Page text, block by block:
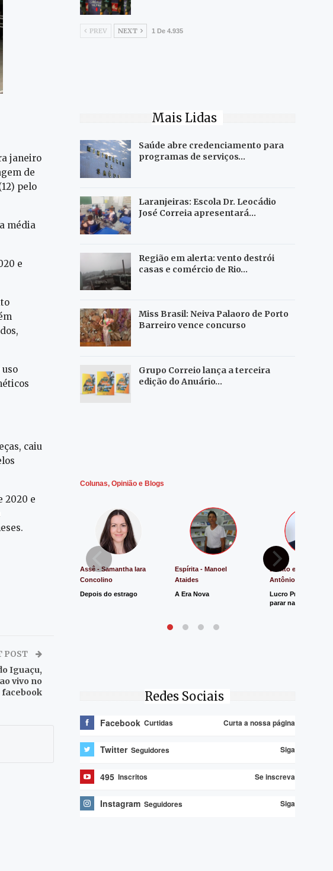
janeiro
de
pelo
média
e
caiu
2020 e
POST
Iguaçu,
vivo no
facebook
PREV NEXT 1 De 4.935
Mais Lidas
Saúde abre credenciamento para
programas de serviços…
Laranjeiras: Escola Dr. Leocádio
José Correia apresentará…
Região em alerta: vento destrói
casas e comércio de Rio…
Miss Brasil: Neiva Palaoro de Porto
Barreiro vence concurso
Grupo Correio lança a terceira
edição do Anuário…
Colunas, Opinião e Blogs
Assê - Samantha Iara
Concolino
Depois do estrago
Espírita - Manoel
Ataides
A Era Nova
Direito e Justiça -
Antônio de Souza
Lucro Presumido
parar na Justiça
Redes Sociais
Facebook Curtidas Curta a nossa página
Twitter Seguidores Siga
495 Inscritos Se inscreva
Instagram Seguidores Siga